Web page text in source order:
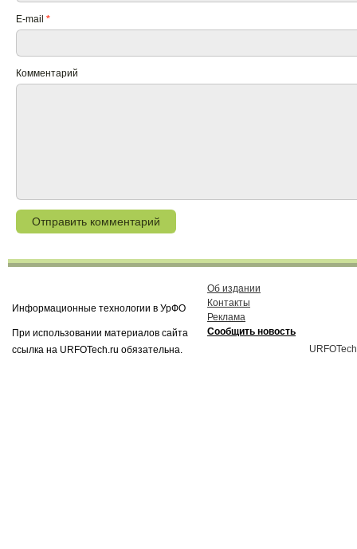
E-mail *
Комментарий
Информационные технологии в УрФО
При использовании материалов сайта
ссылка на URFOTech.ru обязательна.
Об издании
Контакты
Реклама
Сообщить новость